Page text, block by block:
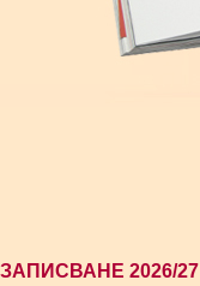
ЗАПИСВАНЕ 2026/27